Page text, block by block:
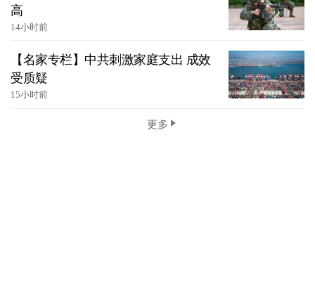
高
14小时前
【名家专栏】中共刺激家庭支出 成效
受质疑
15小时前
更多